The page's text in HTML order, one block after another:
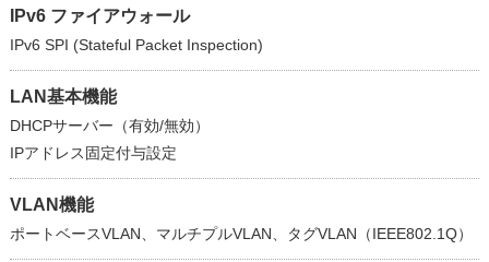
IPv6 ファイアウォール
IPv6 SPI (Stateful Packet Inspection)
LAN基本機能
DHCPサーバー（有効/無効）
IPアドレス固定付与設定
VLAN機能
ポートベースVLAN、マルチプルVLAN、タグVLAN（IEEE802.1Q）